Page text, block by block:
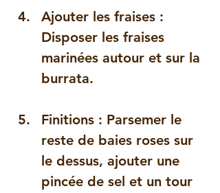
Ajouter les fraises :
Disposer les fraises
marinées autour et sur la
burrata.
Finitions : Parsemer le
reste de baies roses sur
le dessus, ajouter une
pincée de sel et un tour